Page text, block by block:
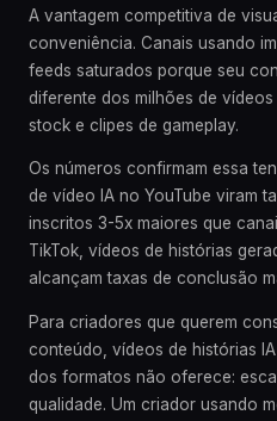
A vantagem competitiva de
conveniência. Canais usando
feeds saturados porque seu
diferente dos milhões de
stock e clipes de gameplay.
Os números confirmam essa
de vídeo IA no YouTube viram
inscritos 3-5x maiores que
TikTok, vídeos de histórias
alcançam taxas de conclusão
Para criadores que querem
conteúdo, vídeos de histórias
dos formatos não oferece:
qualidade. Um criador usando